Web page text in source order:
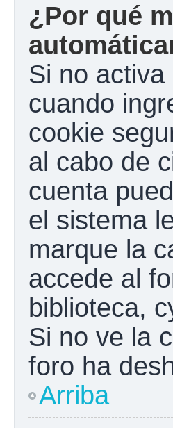
¿Por qué
Si no activa
cuando
cookie
al cabo de
cuenta
el sistema
marque la
accede al
biblioteca,
Si no ve la
foro ha
Arriba